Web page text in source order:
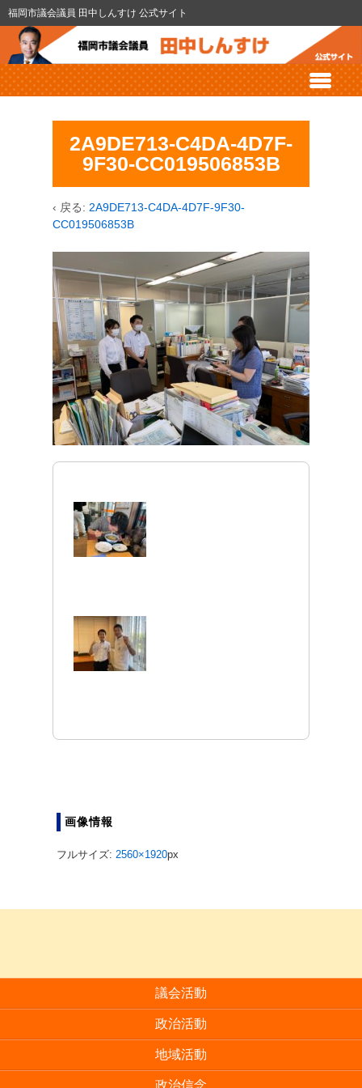
福岡市議会議員 田中しんすけ 公式サイト
2A9DE713-C4DA-4D7F-
9F30-CC019506853B
‹ 戻る: 2A9DE713-C4DA-4D7F-9F30-
CC019506853B
画像情報
フルサイズ: 2560×1920px
議会活動
政治活動
地域活動